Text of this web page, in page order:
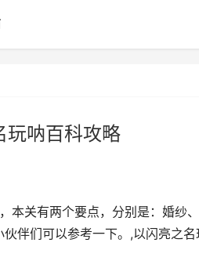
玩呐百科攻略
本关有两个要点，分别是：婚纱
伴们可以参考一下。,以闪亮之